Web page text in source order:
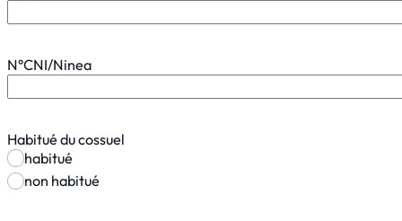
N°CNI/Ninea
Habitué du cossuel
habitué
non habitué